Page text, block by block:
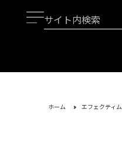
ホーム エフェクティム